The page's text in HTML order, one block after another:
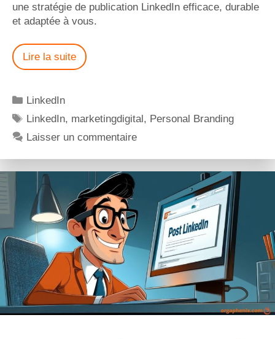
une stratégie de publication LinkedIn efficace, durable
et adaptée à vous.
Lire la suite
LinkedIn
LinkedIn, marketingdigital, Personal Branding
Laisser un commentaire